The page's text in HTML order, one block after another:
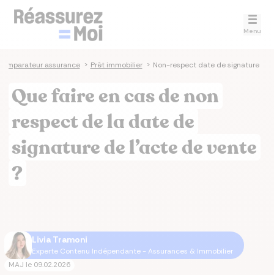
Menu
assurance > Prêt immobilier > Non-respect date de signature
Que faire en cas de non
respect de la date de
signature de l’acte de vente
?
Livia Tramoni
Experte Contenu Indépendante - Assurances & Immobilier
MAJ le 09.02.2026